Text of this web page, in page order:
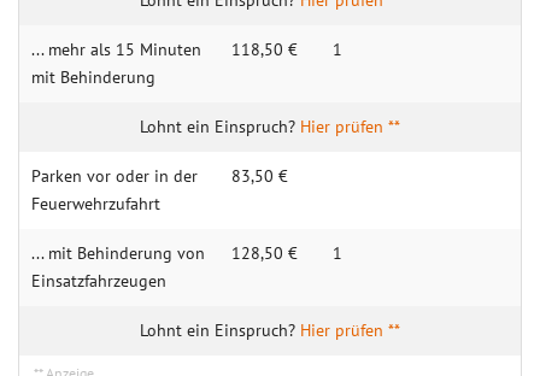
... mehr als 15 Minuten
mit Behinderung
118,50 € 1
Hier prüfen **
Parken vor oder in der
Feuerwehrzufahrt
83,50 €
... mit Behinderung von
Einsatzfahrzeugen
128,50 € 1
Hier prüfen **